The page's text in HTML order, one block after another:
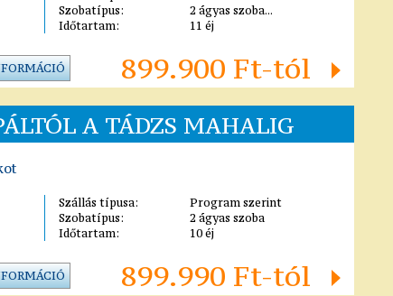
Szobatípus:
2 ágyas szoba...
Időtartam:
11 éj
899.900 Ft-tól
A TÁDZS MAHALIG
Szállás típusa:
Program szerint
Szobatípus:
2 ágyas szoba
Időtartam:
10 éj
899.990 Ft-tól